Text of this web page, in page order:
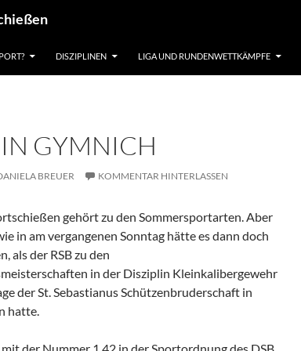
DISZIPLINEN LIGA UND RUNDENWETTKÄMPFE
GYMNICH
BREUER KOMMENTAR HINTERLASSEN
gehört zu den Sommersportarten. Aber
in am vergangenen Sonntag hätte es dann doch
als der RSB zu den
in der Disziplin Kleinkalibergewehr
der St. Sebastianus Schützenbruderschaft in
hatte.